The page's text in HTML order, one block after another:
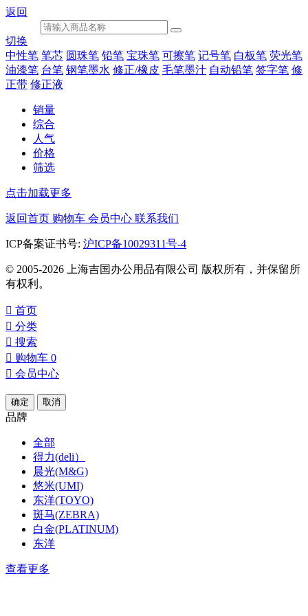
返回
切换
中性笔 笔芯 圆珠笔 铅笔 宝珠笔 可擦笔 记号笔 白板笔 荧光笔
油漆笔 台笔 钢笔墨水 修正/橡皮 毛笔墨汁 自动铅笔 签字笔 修
正带 修正液
销量
综合
人气
价格
筛选
点击加载更多
返回首页 购物车 会员中心 联系我们
ICP备案证书号: 沪ICP备10029311号-4
© 2005-2026 上海吉国办公用品有限公司 版权所有，并保留所
有权利。
 首页
 分类
 搜索
 购物车 0
 会员中心
确定 取消
品牌
全部
得力(deli）
晨光(M&G)
悠米(UMI)
东洋(TOYO)
斑马(ZEBRA)
白金(PLATINUM)
东洋
查看更多